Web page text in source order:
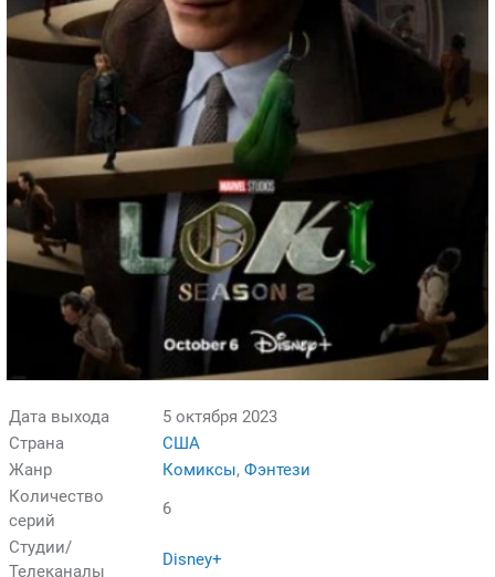
Дата выхода
5 октября 2023
Страна
США
Жанр
Комиксы, Фэнтези
Количество
серий
6
Студии/
Телеканалы
Disney+